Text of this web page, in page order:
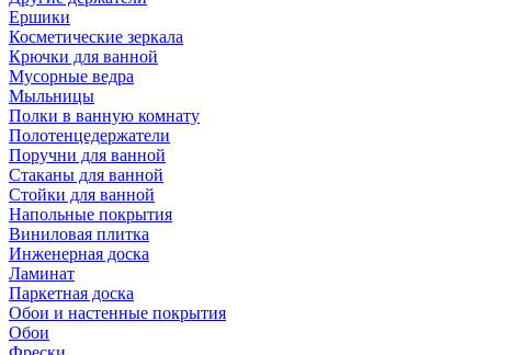
Ершики
Косметические зеркала
Крючки для ванной
Мусорные ведра
Мыльницы
Полки в ванную комнату
Полотенцедержатели
Поручни для ванной
Стаканы для ванной
Стойки для ванной
Напольные покрытия
Виниловая плитка
Инженерная доска
Ламинат
Паркетная доска
Обои и настенные покрытия
Обои